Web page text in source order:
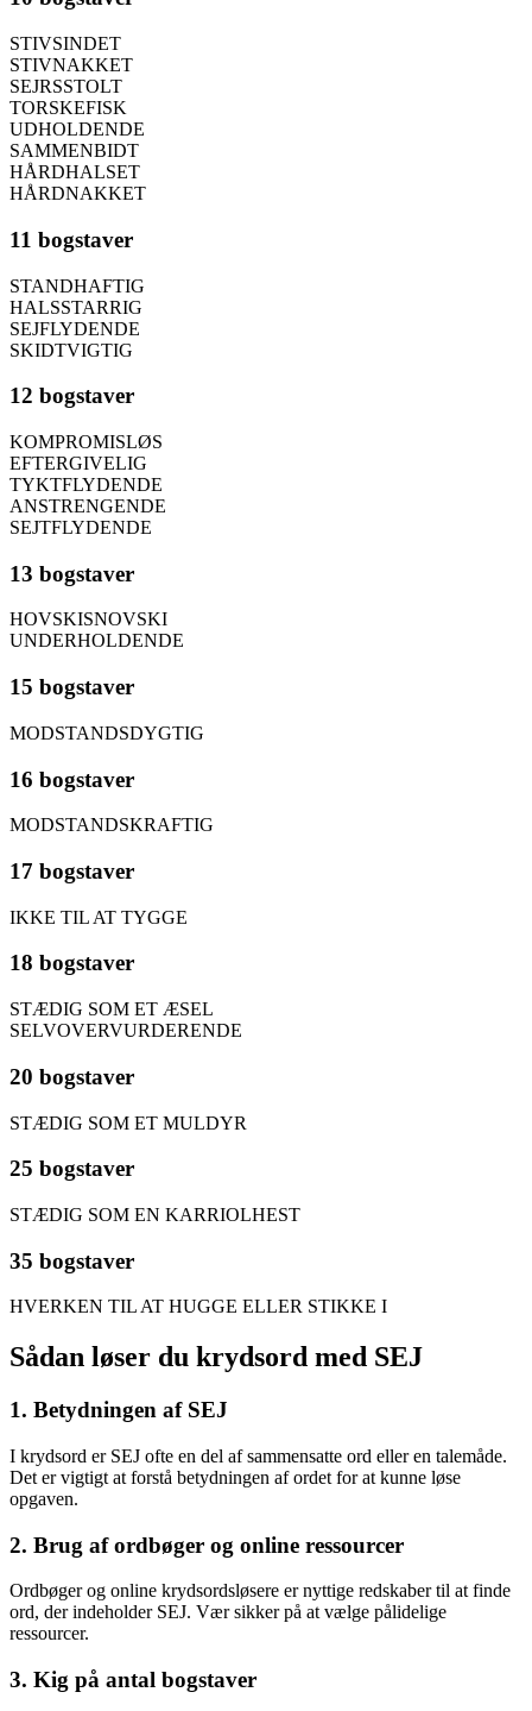
STIVSINDET
STIVNAKKET
SEJRSSTOLT
TORSKEFISK
UDHOLDENDE
SAMMENBIDT
HÅRDHALSET
HÅRDNAKKET
11 bogstaver
STANDHAFTIG
HALSSTARRIG
SEJFLYDENDE
SKIDTVIGTIG
12 bogstaver
KOMPROMISLØS
EFTERGIVELIG
TYKTFLYDENDE
ANSTRENGENDE
SEJTFLYDENDE
13 bogstaver
HOVSKISNOVSKI
UNDERHOLDENDE
15 bogstaver
MODSTANDSDYGTIG
16 bogstaver
MODSTANDSKRAFTIG
17 bogstaver
IKKE TIL AT TYGGE
18 bogstaver
STÆDIG SOM ET ÆSEL
SELVOVERVURDERENDE
20 bogstaver
STÆDIG SOM ET MULDYR
25 bogstaver
STÆDIG SOM EN KARRIOLHEST
35 bogstaver
HVERKEN TIL AT HUGGE ELLER STIKKE I
Sådan løser du krydsord med SEJ
1. Betydningen af SEJ
I krydsord er SEJ ofte en del af sammensatte ord eller en talemåde.
Det er vigtigt at forstå betydningen af ordet for at kunne løse
opgaven.
2. Brug af ordbøger og online ressourcer
Ordbøger og online krydsordsløsere er nyttige redskaber til at finde
ord, der indeholder SEJ. Vær sikker på at vælge pålidelige
ressourcer.
3. Kig på antal bogstaver